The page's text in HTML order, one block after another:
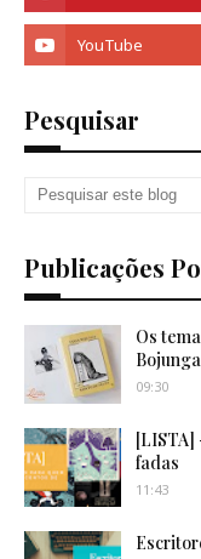
Pesquisar
Publicações
Os
Bojunga
09:30
[LISTA]
fadas
11:43